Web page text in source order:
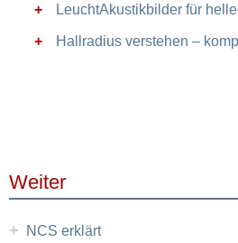
Leucht­Akustikbilder für
Hallradius verstehen –
Weiter
+ NCS erklärt